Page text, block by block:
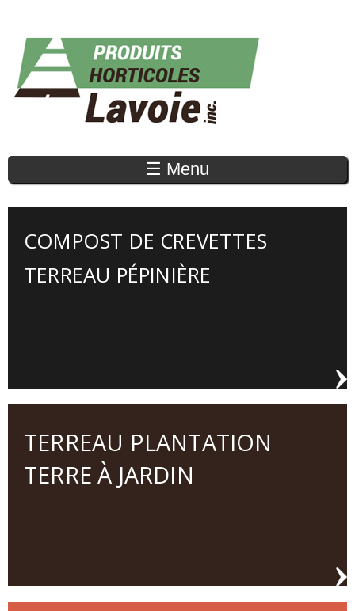
principal
☰ Menu
COMPOST DE CREVETTES
TERREAU PÉPINIÈRE
TERREAU PLANTATION
TERRE À JARDIN